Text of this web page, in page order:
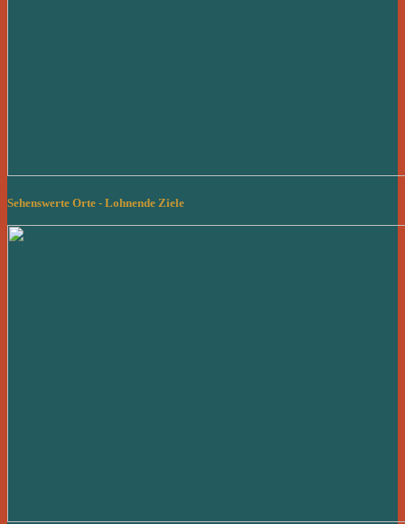
Sehenswerte Orte - Lohnende Ziele